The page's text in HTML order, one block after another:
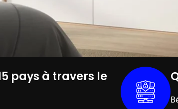
pays à travers le